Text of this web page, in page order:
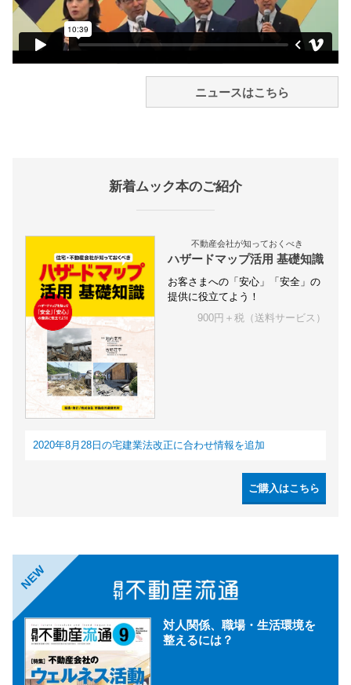
ニュースはこちら
新着ムック本のご紹介
不動産会社が知っておくべき
ハザードマップ活用 基礎知識
お客さまへの「安心」「安全」の
提供に役立てよう！
900円＋税（送料サービス）
2020年8月28日の宅建業法改正に合わせ情報を追加
ご購入はこちら
NEW
対人関係、職場・生活環境を
整えるには？